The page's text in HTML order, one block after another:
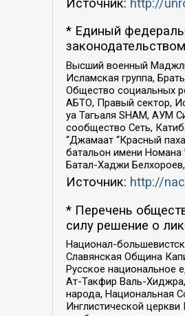
Источник: http://
* Единый
Высший военный
Исламская группа,
Общество социальных
АБТО, Правый сектор,
уа Тагьаля SHAM, АУМ
сообщество Сеть,
“Джамаат “Красный
батальон имени
Батал-Хаджи
Источник: http://
* Перечень
силу решение о
Национал-
Славянская Община
Русское национальное
Ат-Такфир Валь-
народа, Национальная
Инглистической